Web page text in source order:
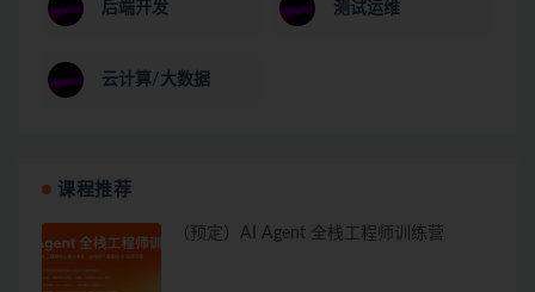
后端开发 测试运维
云计算/大数据
课程推荐
（预定）AI Agent 全栈工程师训练营